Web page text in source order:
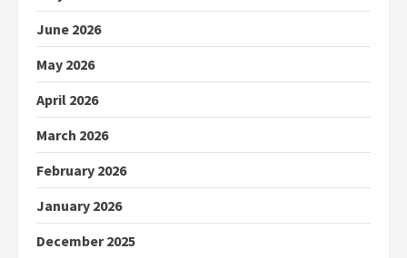
June 2026
May 2026
April 2026
March 2026
February 2026
January 2026
December 2025